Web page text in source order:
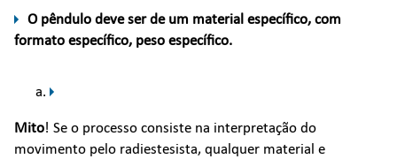
O pêndulo deve ser de um material específico, com
formato específico, peso específico.
Mito! Se o processo consiste na interpretação do
movimento pelo radiestesista, qualquer material e